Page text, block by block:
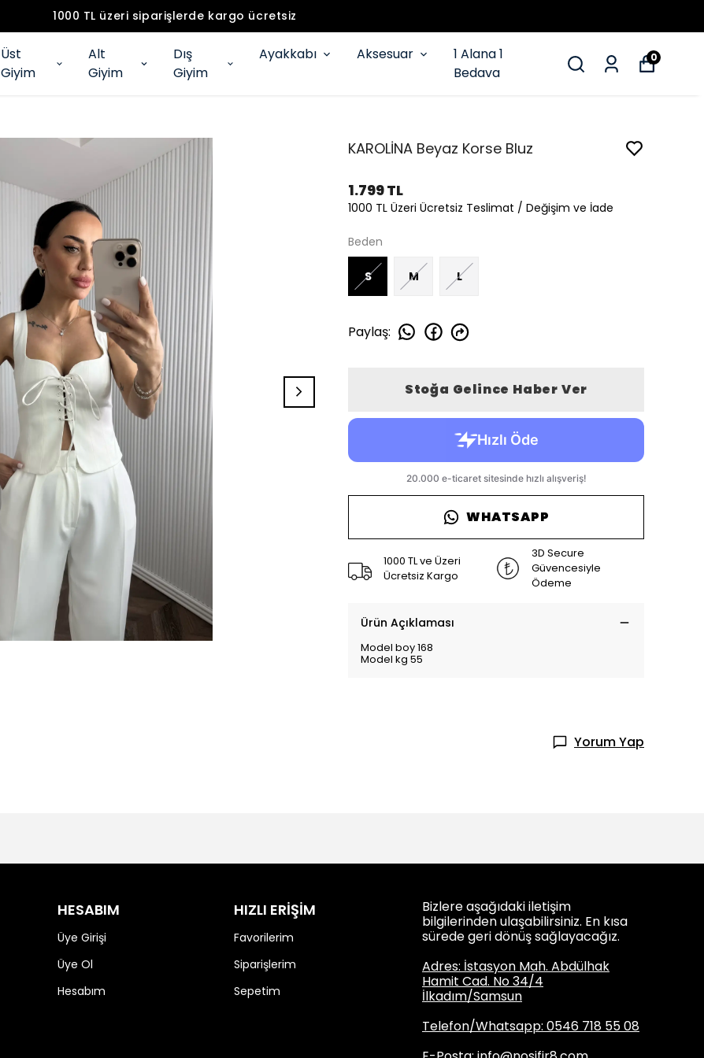
1000 TL üzeri siparişlerde kargo ücretsiz
Üst
Giyim
Alt
Giyim
Dış
Giyim
Ayakkabı Aksesuar
1 Alana 1
Bedava
0
KAROLİNA Beyaz Korse Bluz
1.799 TL
1000 TL Üzeri Ücretsiz Teslimat / Değişim ve İade
Beden
S M L
Paylaş:
Stoğa Gelince Haber Ver
WHATSAPP
1000 TL ve Üzeri
Ücretsiz Kargo
3D Secure
Güvencesiyle
Ödeme
Ürün Açıklaması
Model boy 168
Model kg 55
Yorum Yap
HESABIM
Üye Girişi
Üye Ol
Hesabım
HIZLI ERİŞİM
Favorilerim
Siparişlerim
Sepetim
Bizlere aşağıdaki iletişim
bilgilerinden ulaşabilirsiniz. En kısa
sürede geri dönüş sağlayacağız.
Adres: İstasyon Mah. Abdülhak
Hamit Cad. No 34/4
İlkadım/Samsun
Telefon/Whatsapp: 0546 718 55 08